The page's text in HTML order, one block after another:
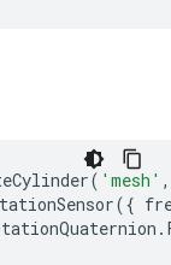
( 'mesh' ,
({
.